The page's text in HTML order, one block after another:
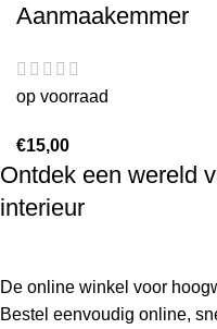
Aanmaakemmer
op voorraad
€15,00
Ontdek een wereld
interieur
De online winkel voor
Bestel eenvoudig online,